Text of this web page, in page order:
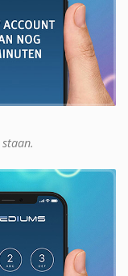
staan.